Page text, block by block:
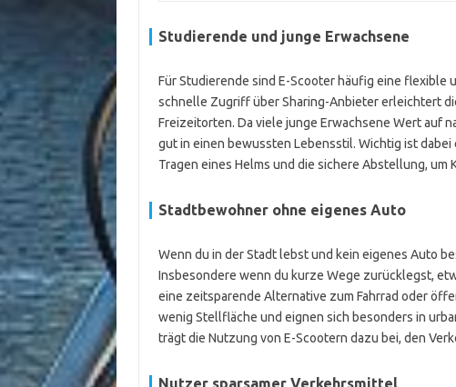
Studierende und junge Erwachsene
Für Studierende sind E-Scooter häufig eine flexible
schnelle Zugriff über Sharing-Anbieter erleichtert
Freizeitorten. Da viele junge Erwachsene Wert auf
gut in einen bewussten Lebensstil. Wichtig ist
Tragen eines Helms und die sichere Abstellung,
Stadtbewohner ohne eigenes Auto
Wenn du in der Stadt lebst und kein eigenes Auto
Insbesondere wenn du kurze Wege zurücklegst,
eine zeitsparende Alternative zum Fahrrad oder
wenig Stellfläche und eignen sich besonders in
trägt die Nutzung von E-Scootern dazu bei, den
Nutzer sparsamer Verkehrsmittel